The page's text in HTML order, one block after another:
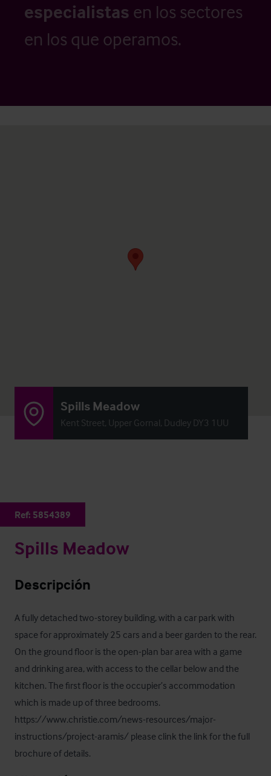
especialistas en los sectores
en los que operamos.
Spills Meadow
Kent Street, Upper Gornal, Dudley DY3 1UU
Ref: 5854389
Spills Meadow
Descripción
A fully detached two-storey building, with a car park with
space for approximately 25 cars and a beer garden to the rear.
On the ground floor is the open-plan bar area with a game
and drinking area, with access to the cellar below and the
kitchen. The first floor is the occupier’s accommodation
which is made up of three bedrooms.
https://www.christie.com/news-resources/major-
instructions/project-aramis/ please clink the link for the full
brochure of details.